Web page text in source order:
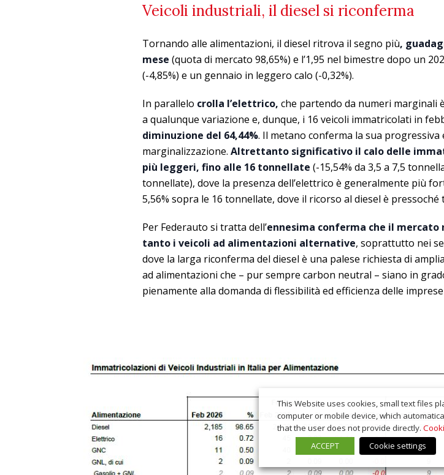
Veicoli industriali, il diesel si riconferma
Tornando alle alimentazioni, il diesel ritrova il segno più,
mese (quota di mercato 98,65%) e l’1,95 nel bimestre dopo un
(-4,85%) e un gennaio in leggero calo (-0,32%).
In parallelo crolla l’elettrico, che partendo da numeri marginali
a qualunque variazione e, dunque, i 16 veicoli immatricolati in
diminuzione del 64,44%. Il metano conferma la sua progressiva
marginalizzazione. Altrettanto significativo il calo delle
più leggeri, fino alle 16 tonnellate (-15,54% da 3,5 a 7,5
tonnellate), dove la presenza dell’elettrico è generalmente più
5,56% sopra le 16 tonnellate, dove il ricorso al diesel è pressoché
Per Federauto si tratta dell’ennesima conferma che il mercato
tanto i veicoli ad alimentazioni alternative, soprattutto nei
dove la larga riconferma del diesel è una palese richiesta di
ad alimentazioni che – pur sempre carbon neutral – siano in
pienamente alla domanda di flessibilità ed efficienza delle
This Website uses cookies, small text files
computer or mobile device, which
that the user does not provide directly.
ACCEPT
Cookie settings